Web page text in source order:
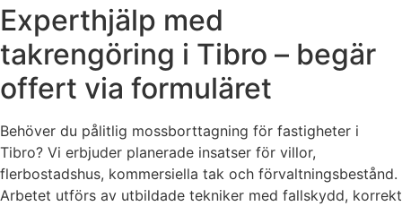
Experthjälp med
takrengöring i Tibro – begär
offert via formuläret
Behöver du pålitlig mossborttagning för fastigheter i
Tibro? Vi erbjuder planerade insatser för villor,
flerbostadshus, kommersiella tak och förvaltningsbestånd.
Arbetet utförs av utbildade tekniker med fallskydd, korrekt